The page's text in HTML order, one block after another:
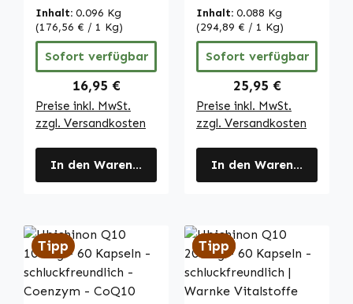
hochdosiert &
vegan | Warnke
Vitalstoffe
Inhalt: 0.096 Kg
(176,56 € / 1 Kg)
Sofort verfügbar
Regulärer Preis:
16,95 €
Preise inkl. MwSt.
zzgl. Versandkosten
In den Warenkorb
uvm. | Warnke
Vitalstoffe
Inhalt: 0.088 Kg
(294,89 € / 1 Kg)
Sofort verfügbar
Regulärer Preis:
25,95 €
Preise inkl. MwSt.
zzgl. Versandkosten
In den Warenkorb
Tipp Tipp
Tipp